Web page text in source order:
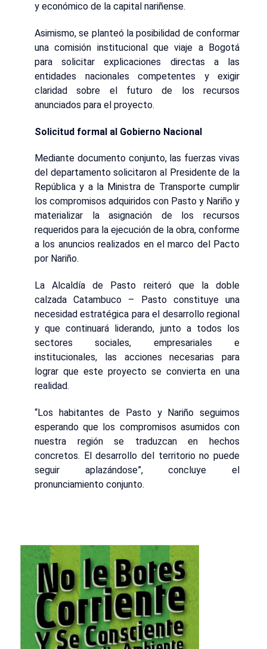
y económico de la capital nariñense.
Asimismo, se planteó la posibilidad de conformar
una comisión institucional que viaje a Bogotá
para solicitar explicaciones directas a las
entidades nacionales competentes y exigir
claridad sobre el futuro de los recursos
anunciados para el proyecto.
Solicitud formal al Gobierno Nacional
Mediante documento conjunto, las fuerzas vivas
del departamento solicitaron al Presidente de la
República y a la Ministra de Transporte cumplir
los compromisos adquiridos con Pasto y Nariño y
materializar la asignación de los recursos
requeridos para la ejecución de la obra, conforme
a los anuncios realizados en el marco del Pacto
por Nariño.
La Alcaldía de Pasto reiteró que la doble
calzada Catambuco – Pasto constituye una
necesidad estratégica para el desarrollo regional
y que continuará liderando, junto a todos los
sectores sociales, empresariales e
institucionales, las acciones necesarias para
lograr que este proyecto se convierta en una
realidad.
“Los habitantes de Pasto y Nariño seguimos
esperando que los compromisos asumidos con
nuestra región se traduzcan en hechos
concretos. El desarrollo del territorio no puede
seguir aplazándose”, concluye el
pronunciamiento conjunto.